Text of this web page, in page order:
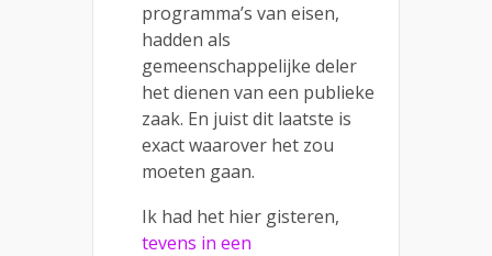
programma’s van eisen,
hadden als
gemeenschappelijke deler
het dienen van een publieke
zaak. En juist dit laatste is
exact waarover het zou
moeten gaan.
Ik had het hier gisteren,
tevens in een